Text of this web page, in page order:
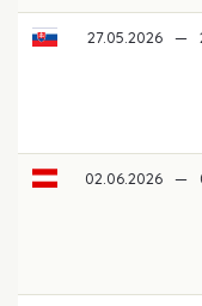
27.05.2026 —
02.06.2026 —